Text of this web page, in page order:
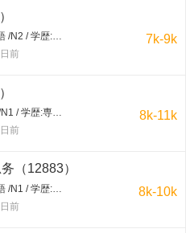
前
7k-9k
前
8k-11k
（12883）
前
8k-10k